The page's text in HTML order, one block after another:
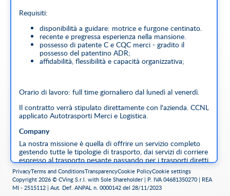
Requisiti:
disponibilità a guidare: motrice e furgone centinato.
recente e pregressa esperienza nella mansione.
possesso di patente C e CQC merci - gradito il
possesso del patentino ADR;
affidabilità, flessibilità e capacità organizzativa;
Orario di lavoro: full time giornaliero dal lunedì al venerdì.
Il contratto verrà stipulato direttamente con l'azienda. CCNL
applicato Autotrasporti Merci e Logistica.
Company
La nostra missione è quella di offrire un servizio completo
gestendo tutte le tipologie di trasporto, dai servizi di corriere
espresso al trasporto pesante passando per i trasporti diretti
e fiduciari pensati per i clienti più esigenti.
PrivacyTerms and ConditionsTransparencyCookie PolicyCookie settings
Copyright 2026 © CVing S.r.l. with Sole Shareholder | P. IVA 04681350270 | REA
MI - 2515112 | Aut. Def. ANPAL n. 0000142 del 28/11/2023